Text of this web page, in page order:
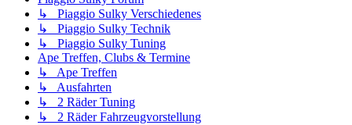
↳ Piaggio Sulky Verschiedenes
↳ Piaggio Sulky Technik
↳ Piaggio Sulky Tuning
Ape Treffen, Clubs & Termine
↳ Ape Treffen
↳ Ausfahrten
↳ 2 Räder Tuning
↳ 2 Räder Fahrzeugvorstellung